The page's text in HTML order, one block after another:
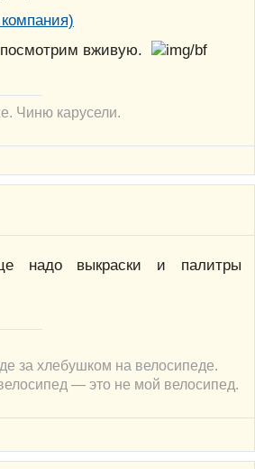
вживую.
Чиню карусели.
надо выкраски и палитры
за хлебушком на велосипеде.
— это не мой велосипед.